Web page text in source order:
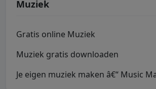
Muziek
Gratis online Muziek
Muziek gratis downloaden
Je eigen muziek maken â€“ Music